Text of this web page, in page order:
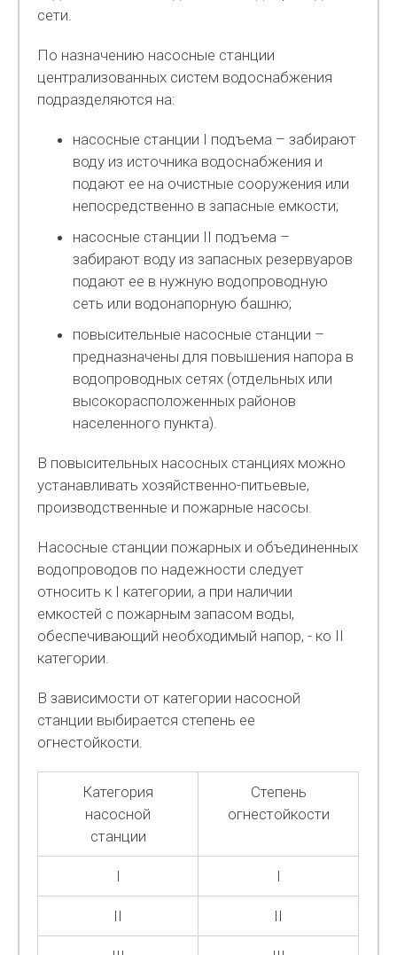
сети.
По назначению насосные станции
централизованных систем водоснабжения
подразделяются на:
насосные станции I подъема – забирают
воду из источника водоснабжения и
подают ее на очистные сооружения или
непосредственно в запасные емкости;
насосные станции II подъема –
забирают воду из запасных резервуаров
подают ее в нужную водопроводную
сеть или водонапорную башню;
повысительные насосные станции –
предназначены для повышения напора в
водопроводных сетях (отдельных или
высокорасположенных районов
населенного пункта).
В повысительных насосных станциях можно
устанавливать хозяйственно-питьевые,
производственные и пожарные насосы.
Насосные станции пожарных и объединенных
водопроводов по надежности следует
относить к I категории, а при наличии
емкостей с пожарным запасом воды,
обеспечивающий необходимый напор, - ко II
категории.
В зависимости от категории насосной
станции выбирается степень ее
огнестойкости.
Категория
насосной
станции
Степень
огнестойкости
I I
II II